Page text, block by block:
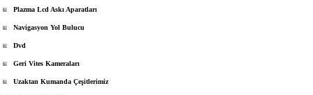
Plazma Lcd Askı Aparatları
Navigasyon Yol Bulucu
Dvd
Geri Vites Kameraları
Uzaktan Kumanda Çeşitlerimiz